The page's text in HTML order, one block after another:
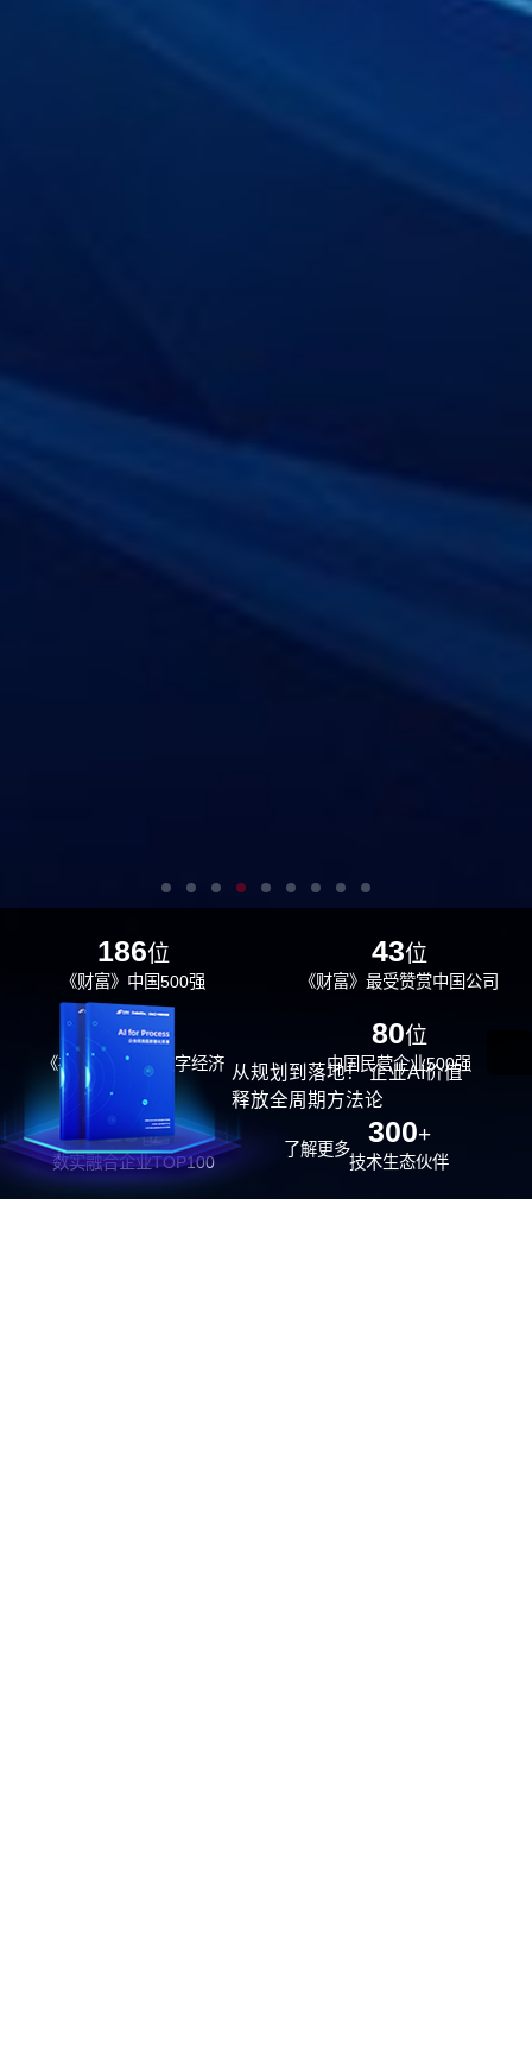
186位
《财富》中国500强
43位
《财富》最受赞赏中国公司
29位
《福布斯》中国数字经济
100强
80位
中国民营企业500强
26位
数实融合企业TOP100
300+
技术生态伙伴
从规划到落地！ 企业AI价值
释放全周期方法论
了解更多